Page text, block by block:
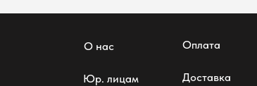
О нас
Юр. лицам
Оплата
Доставка